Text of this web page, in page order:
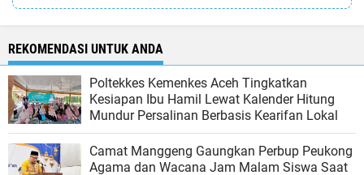
REKOMENDASI UNTUK ANDA
Poltekkes Kemenkes Aceh Tingkatkan
Kesiapan Ibu Hamil Lewat Kalender Hitung
Mundur Persalinan Berbasis Kearifan Lokal
Camat Manggeng Gaungkan Perbup Peukong
Agama dan Wacana Jam Malam Siswa Saat